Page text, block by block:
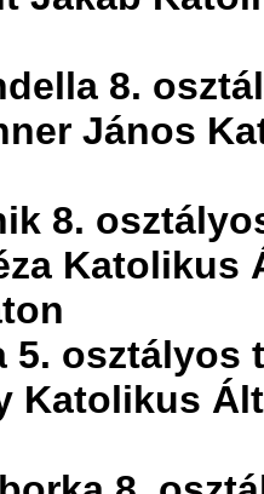
8.
János
8.
Katolikus
5. osztályos
Katolikus